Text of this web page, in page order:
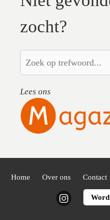
zocht?
Lees ons
Home Over ons Contact
Instagram